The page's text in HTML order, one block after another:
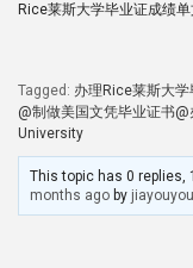
Rice莱斯大学毕业证成绩
Tagged: 办理Rice莱斯大
@制做美国文凭毕业证书
University
This topic has 0
months ago by